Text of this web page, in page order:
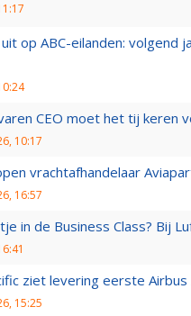
op ABC-eilanden: volgend
CEO moet het tij keren
10:17
vrachtafhandelaar
16:57
in de Business Class? Bij
ziet levering eerste
15:25